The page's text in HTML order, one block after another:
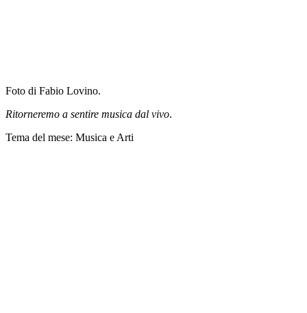
Foto di Fabio Lovino.
Ritorneremo a sentire musica dal vivo.
Tema del mese: Musica e Arti